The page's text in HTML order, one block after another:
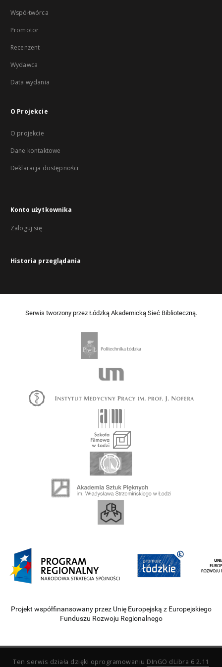
Współtwórca
Promotor
Recenzent
Wydawca
Data wydania
O Projekcie
O projekcie
Dane kontaktowe
Deklaracja dostępności
Konto użytkownika
Zaloguj się
Historia przeglądania
Serwis tworzony przez Łódzką Akademicką Sieć Biblioteczną.
Projekt współfinansowany przez Unię Europejską z Europejskiego
Funduszu Rozwoju Regionalnego
Ten serwis działa dzięki oprogramowaniu DInGO dLibra 6.2.11